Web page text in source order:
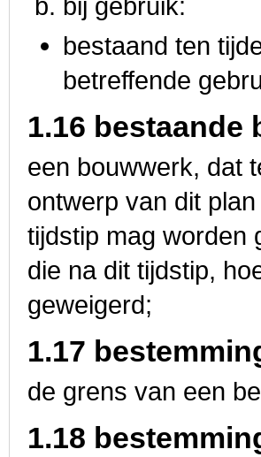
bestaand ten
betreffende
1.16 bestaande
een bouwwerk, dat
ontwerp van dit
tijdstip mag worden
die na dit tijdstip,
geweigerd;
1.17
de grens van een
1.18